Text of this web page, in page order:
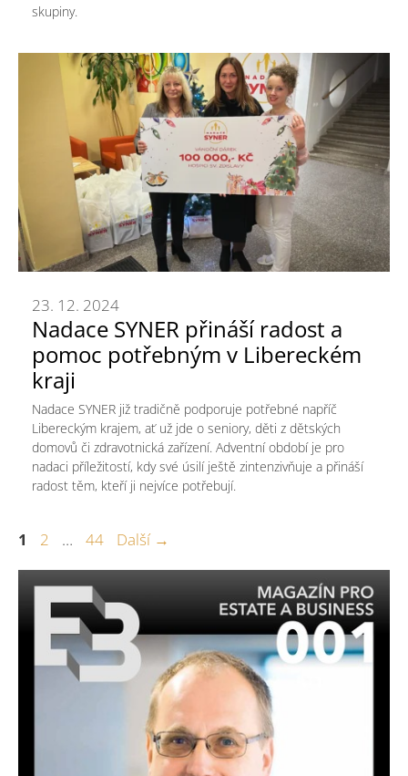
skupiny.
Nadace SYNER přináší radost a
pomoc potřebným v Libereckém
kraji
23. 12. 2024
Nadace SYNER již tradičně podporuje potřebné napříč
Libereckým krajem, ať už jde o seniory, děti z dětských
domovů či zdravotnická zařízení. Adventní období je pro
nadaci příležitostí, kdy své úsilí ještě zintenzivňuje a přináší
radost těm, kteří ji nejvíce potřebují.
Stránka
1 Stránka
2 … Stránka
44 Další →